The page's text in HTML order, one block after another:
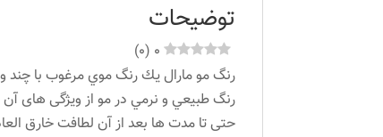
توضیحات
0
(
0
)
رنگ مو مارال يك رنگ موي مرغوب با چند
حتی تا مدت ها بعد از آن لطافت خارق